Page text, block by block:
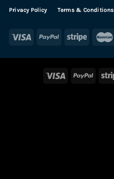
Privacy Policy Terms & Conditions